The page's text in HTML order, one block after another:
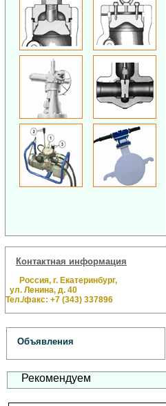
Контактная информация
Россия, г. Екатеринбург,
ул. Ленина, д. 40
Тел./факс: +7 (343) 337896
Объявления
Рекомендуем